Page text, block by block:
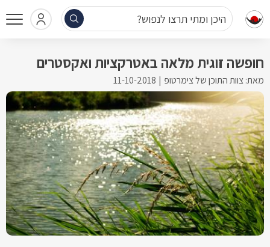
היכן ומתי תרצו לנפוש?
חופשה זוגית מלאה באטרקציות ואקסטרים
מאת: צוות התוכן של צימרטופ 11-10-2018